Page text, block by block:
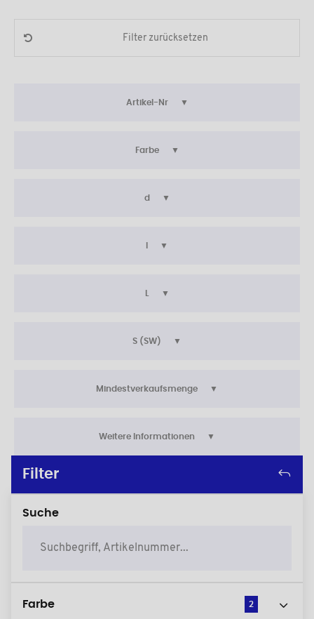
Filter zurücksetzen
Artikel-Nr
Farbe
d
L
S (SW)
Mindestverkaufsmenge
Weitere Informationen
Filter
Suche
Farbe 2